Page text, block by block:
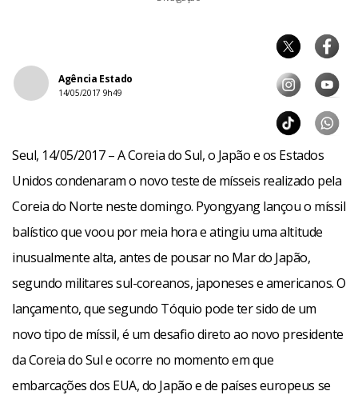
Agência Estado
14/05/2017 9h49
Seul, 14/05/2017 – A Coreia do Sul, o Japão e os Estados
Unidos condenaram o novo teste de mísseis realizado pela
Coreia do Norte neste domingo. Pyongyang lançou o míssil
balístico que voou por meia hora e atingiu uma altitude
inusualmente alta, antes de pousar no Mar do Japão,
segundo militares sul-coreanos, japoneses e americanos. O
lançamento, que segundo Tóquio pode ter sido de um
novo tipo de míssil, é um desafio direto ao novo presidente
da Coreia do Sul e ocorre no momento em que
embarcações dos EUA, do Japão e de países europeus se